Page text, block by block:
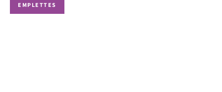
EMPLETTES